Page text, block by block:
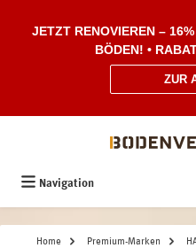
JETZT RENOVIEREN –
BÖDEN! •
ZUR
Navigation
Home Premium-Marken